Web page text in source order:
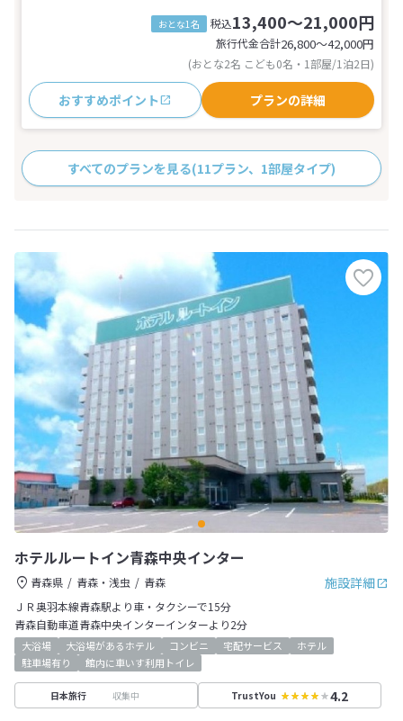
おとな1名 税込13,400～21,000円
旅行代金合計26,800〜42,000円
(おとな2名 こども0名・1部屋/1泊2日)
おすすめポイント プランの詳細
すべてのプランを見る(11プラン、1部屋タイプ)
ホテルルートイン青森中央インター
施設詳細
青森県 青森・浅虫
青森
ＪＲ奥羽本線青森駅より車・タクシーで15分
青森自動車道青森中央インターインターより2分
大浴場 大浴場があるホテル コンビニ 宅配サービス
ホテル
駐車場有り
館内に車いす利用トイレ
日本旅行 収集中 TrustYou 4.2